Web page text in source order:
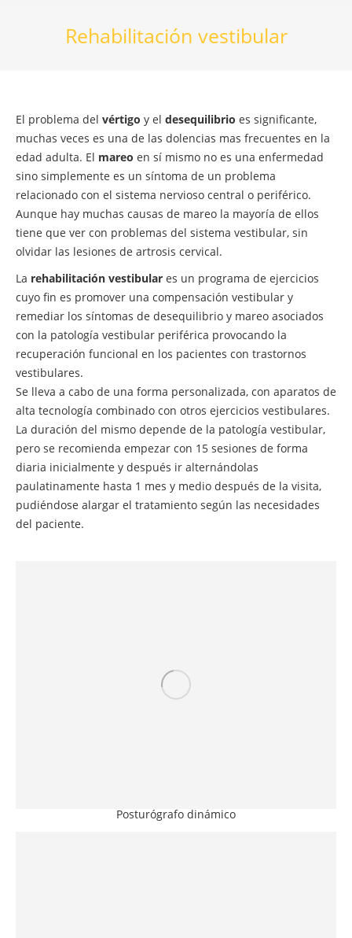
Rehabilitación vestibular
El problema del vértigo y el desequilibrio es significante,
muchas veces es una de las dolencias mas frecuentes en la
edad adulta. El mareo en sí mismo no es una enfermedad
sino simplemente es un síntoma de un problema
relacionado con el sistema nervioso central o periférico.
Aunque hay muchas causas de mareo la mayoría de ellos
tiene que ver con problemas del sistema vestibular, sin
olvidar las lesiones de artrosis cervical.
La rehabilitación vestibular es un programa de ejercicios
cuyo fin es promover una compensación vestibular y
remediar los síntomas de desequilibrio y mareo asociados
con la patología vestibular periférica provocando la
recuperación funcional en los pacientes con trastornos
vestibulares.
Se lleva a cabo de una forma personalizada, con aparatos de
alta tecnología combinado con otros ejercicios vestibulares.
La duración del mismo depende de la patología vestibular,
pero se recomienda empezar con 15 sesiones de forma
diaria inicialmente y después ir alternándolas
paulatinamente hasta 1 mes y medio después de la visita,
pudiéndose alargar el tratamiento según las necesidades
del paciente.
Posturógrafo dinámico